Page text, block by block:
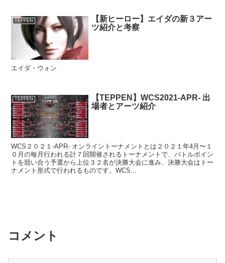
TEPPEN
【新ヒーロー】エイダの新３アー
ツ紹介と考察
エイダ・ウォン
TEPPEN
【TEPPEN】WCS2021-APR- 出
場者とアーツ紹介
WCS２０２１-APR- オンライントーナメントとは２０２１年4月〜１
０月の毎月行われる計７回開催されるトーナメントで、バトルポイン
トを競い合う予選から上位３２名が決勝大会に進み、決勝大会はトー
ナメント形式で行われるものです。WCS...
コメント